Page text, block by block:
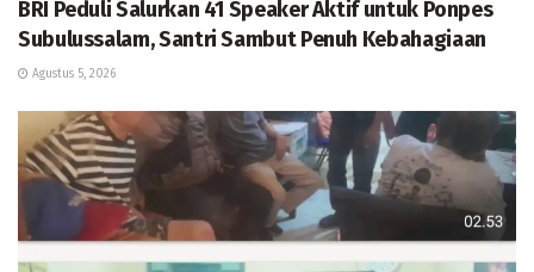
BRI Peduli Salurkan 41 Speaker Aktif untuk Ponpes
Subulussalam, Santri Sambut Penuh Kebahagiaan
Agustus 5, 2026